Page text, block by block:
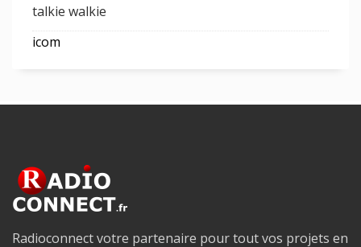
talkie walkie
icom
Radioconnect votre partenaire pour tout vos projets en